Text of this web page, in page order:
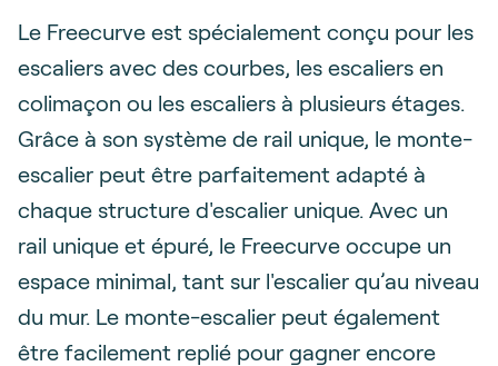
Le Freecurve est spécialement conçu pour les
escaliers avec des courbes, les escaliers en
colimaçon ou les escaliers à plusieurs étages.
Grâce à son système de rail unique, le monte-
escalier peut être parfaitement adapté à
chaque structure d'escalier unique. Avec un
rail unique et épuré, le Freecurve occupe un
espace minimal, tant sur l'escalier qu’au niveau
du mur. Le monte-escalier peut également
être facilement replié pour gagner encore